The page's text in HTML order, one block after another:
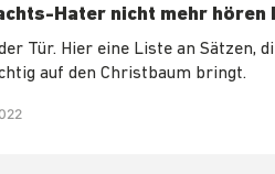
Hater nicht mehr hören
Tür. Hier eine Liste an Sätzen,
auf den Christbaum bringt.